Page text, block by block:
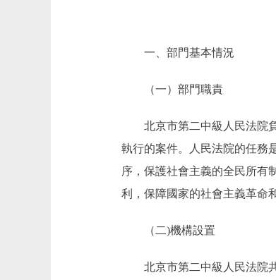
一、部門基本情況
（一）部門職責
北京市第二中級人民法院負
執行的案件。人民法院的任務
序，保護社會主義的全民所有
利，保障國家的社會主義革命
（二)機構設置
北京市第二中級人民法院共